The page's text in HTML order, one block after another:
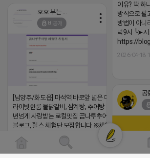
이유? 딱 하
방식으로 팔
방법이 아
녁9시 ╰➤지
https://
2026-04-18
비공개
[남양주/화도읍] 마석역 바로앞 넓은 매장과, 프
라이빗한룸 물닭갈비, 삼계탕, 추어탕 맛집 10
년넘게 사랑받는 로컬맛집 곰나루추어탕에서
블로그, 릴스 체험단 모집합니다 ※체험메뉴※
자유이용권 5만원 ※모집인원※ 5팀 ※모집기
간※ 4월 17일 금요일 까지 *4/20 ~ 4/26 사
이 방문 가능하신분만 신청해주세요* ※체험단